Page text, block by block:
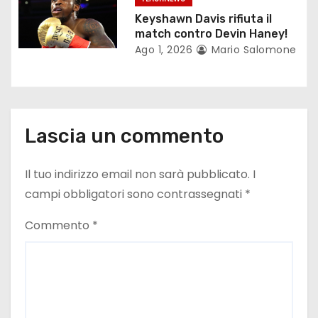
l
Keyshawn Davis rifiuta il
match contro Devin Haney!
Ago 1, 2026 Mario Salomone
Lascia un commento
Il tuo indirizzo email non sarà pubblicato. I
campi obbligatori sono contrassegnati *
Commento *